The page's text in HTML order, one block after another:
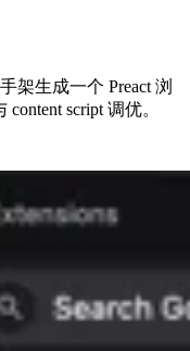
架生成一个 Preact 浏
script 调优。